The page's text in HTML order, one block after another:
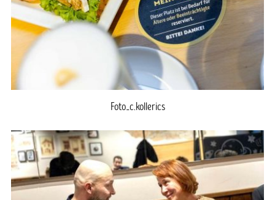
Foto_c.kollerics